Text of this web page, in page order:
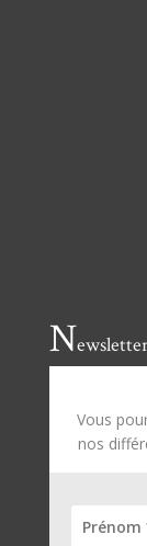
N
Vous
nos